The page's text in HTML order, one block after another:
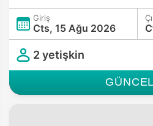
Giriş
Cts, 15 Ağu 2026
2 yetişkin